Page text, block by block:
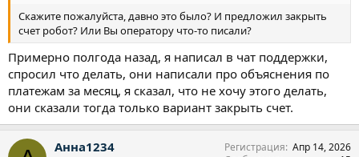
Скажите пожалуйста, давно это было? И предложил закрыть
счет робот? Или Вы оператору что-то писали?
Примерно полгода назад, я написал в чат поддержки,
спросил что делать, они написали про объяснения по
платежам за месяц, я сказал, что не хочу этого делать,
они сказали тогда только вариант закрыть счет.
Анна1234 Регистрация Апр 14, 2026